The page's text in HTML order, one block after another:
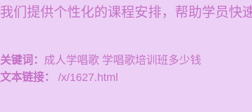
我们提供个性化的课程安排，帮助学员快
关键词： 成人学唱歌 学唱歌培训班多少钱
文本链接：
/x/1627.html